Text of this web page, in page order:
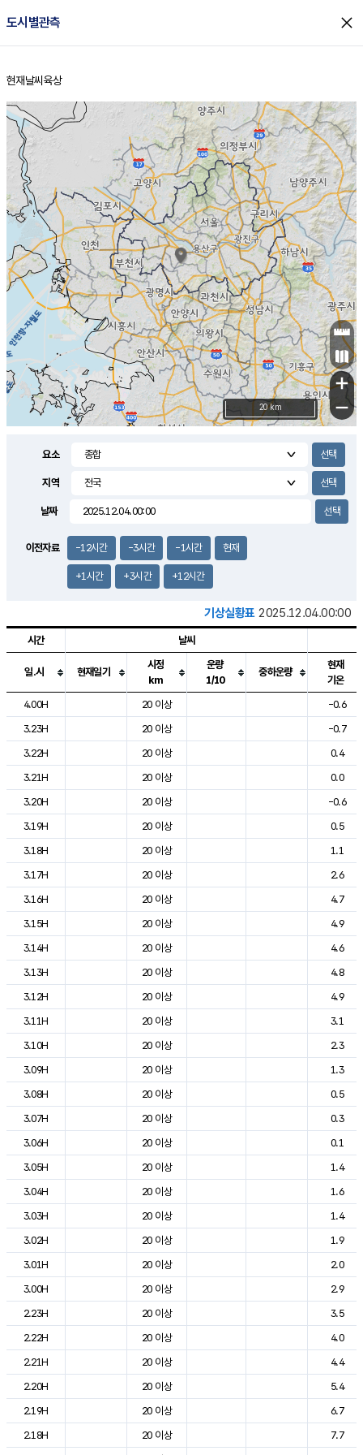
도시별관측 close
홈
현재날씨 육상
+
−
20 km
요소
지역
날짜
이전자료 -12시간 -3시간 -1시간 현재
+1시간 +3시간 +12시간
기상실황표 2025.12.04.00:00
도시별 기상실황표로 지점, 날씨, 기온, 강수, 바람, 기압등을 안내한 표입
시간 날씨
일.시 현재일기
시정
km
운량
1/10
중하운량
현재
기온
4.00H
20 이상
-0.6
3.23H
20 이상
-0.7
3.22H
20 이상
0.4
3.21H
20 이상
0.0
3.20H
20 이상
-0.6
3.19H
20 이상
0.5
3.18H
20 이상
1.1
3.17H
20 이상
2.6
3.16H
20 이상
4.7
3.15H
20 이상
4.9
3.14H
20 이상
4.6
3.13H
20 이상
4.8
3.12H
20 이상
4.9
3.11H
20 이상
3.1
3.10H
20 이상
2.3
3.09H
20 이상
1.3
3.08H
20 이상
0.5
3.07H
20 이상
0.3
3.06H
20 이상
0.1
3.05H
20 이상
1.4
3.04H
20 이상
1.6
3.03H
20 이상
1.4
3.02H
20 이상
1.9
3.01H
20 이상
2.0
3.00H
20 이상
2.9
2.23H
20 이상
3.5
2.22H
20 이상
4.0
2.21H
20 이상
4.4
2.20H
20 이상
5.4
2.19H
20 이상
6.7
2.18H
20 이상
7.7